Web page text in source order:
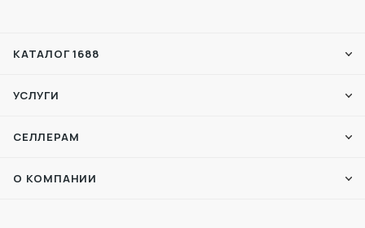
КАТАЛОГ 1688
УСЛУГИ
СЕЛЛЕРАМ
О КОМПАНИИ